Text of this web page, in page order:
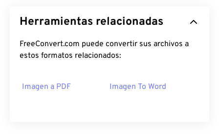
Herramientas relacionadas
FreeConvert.com puede convertir sus archivos a
estos formatos relacionados:
Imagen a PDF Imagen To Word